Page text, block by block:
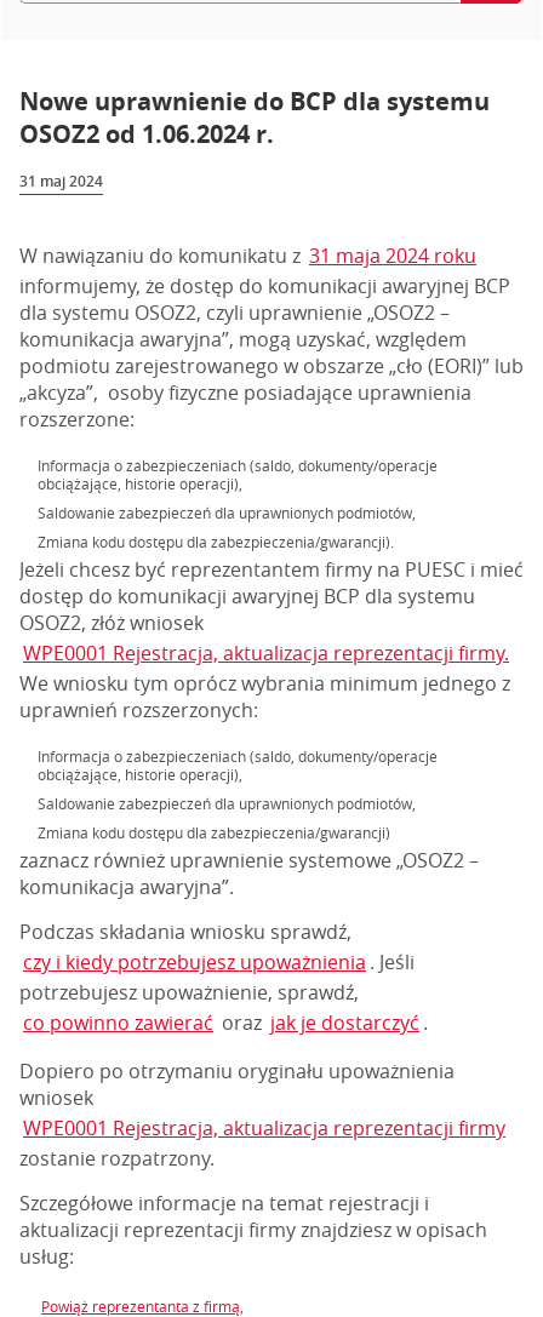
Nowe uprawnienie do BCP dla systemu
OSOZ2 od 1.06.2024 r.
31 maj 2024
W nawiązaniu do komunikatu z 31 maja 2024 roku
informujemy, że dostęp do komunikacji awaryjnej BCP
dla systemu OSOZ2, czyli uprawnienie „OSOZ2 –
komunikacja awaryjna”, mogą uzyskać, względem
podmiotu zarejestrowanego w obszarze „cło (EORI)” lub
„akcyza”, osoby fizyczne posiadające uprawnienia
rozszerzone:
Informacja o zabezpieczeniach (saldo, dokumenty/operacje
obciążające, historie operacji),
Saldowanie zabezpieczeń dla uprawnionych podmiotów,
Zmiana kodu dostępu dla zabezpieczenia/gwarancji).
Jeżeli chcesz być reprezentantem firmy na PUESC i mieć
dostęp do komunikacji awaryjnej BCP dla systemu
OSOZ2, złóż wniosek
WPE0001 Rejestracja, aktualizacja reprezentacji firmy.
We wniosku tym oprócz wybrania minimum jednego z
uprawnień rozszerzonych:
Informacja o zabezpieczeniach (saldo, dokumenty/operacje
obciążające, historie operacji),
Saldowanie zabezpieczeń dla uprawnionych podmiotów,
Zmiana kodu dostępu dla zabezpieczenia/gwarancji)
zaznacz również uprawnienie systemowe „OSOZ2 –
komunikacja awaryjna”.
Podczas składania wniosku sprawdź,
czy i kiedy potrzebujesz upoważnienia . Jeśli
potrzebujesz upoważnienie, sprawdź,
co powinno zawierać oraz jak je dostarczyć .
Dopiero po otrzymaniu oryginału upoważnienia
wniosek
WPE0001 Rejestracja, aktualizacja reprezentacji firmy
zostanie rozpatrzony.
Szczegółowe informacje na temat rejestracji i
aktualizacji reprezentacji firmy znajdziesz w opisach
usług:
Powiąż reprezentanta z firmą,